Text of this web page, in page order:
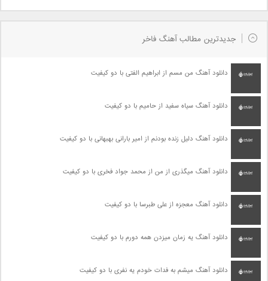
جدیدترین مطالب آهنگ فاخر
دانلود آهنگ من مسم از ابراهیم الفتی با دو کیفیت
دانلود آهنگ سیاه سفید از حامیم با دو کیفیت
دانلود آهنگ دلیل زنده بودنم از امیر بارانی بهبهانی با دو کیفیت
دانلود آهنگ میگذری از من از محمد جواد فخری با دو کیفیت
دانلود آهنگ معجزه از علی طبرسا با دو کیفیت
دانلود آهنگ یه زمان میزدن همه دورم با دو کیفیت
دانلود آهنگ میشم به فدات خودم یه نفری با دو کیفیت